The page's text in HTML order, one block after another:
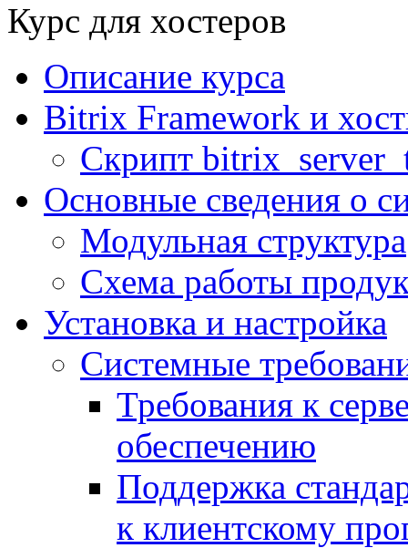
Курс для хостеров
Описание курса
Bitrix Framework и
Скрипт
Основные сведения о
Модульная структура
Схема работы
Установка и настройка
Системные
Требования к
обеспечению
Поддержка
к клиентскому